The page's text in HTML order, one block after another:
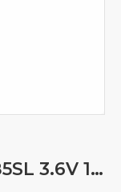
Cameron Sino CS-PUR185SL 3.6V 1900mAh Li-ion baterija za aparat za brijanje, epilator Braun